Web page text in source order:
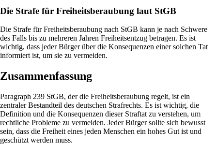
Die Strafe für Freiheitsberaubung laut StGB
Die Strafe für Freiheitsberaubung nach StGB kann je nach Schwere
des Falls bis zu mehreren Jahren Freiheitsentzug betragen. Es ist
wichtig, dass jeder Bürger über die Konsequenzen einer solchen Tat
informiert ist, um sie zu vermeiden.
Zusammenfassung
Paragraph 239 StGB, der die Freiheitsberaubung regelt, ist ein
zentraler Bestandteil des deutschen Strafrechts. Es ist wichtig, die
Definition und die Konsequenzen dieser Straftat zu verstehen, um
rechtliche Probleme zu vermeiden. Jeder Bürger sollte sich bewusst
sein, dass die Freiheit eines jeden Menschen ein hohes Gut ist und
geschützt werden muss.